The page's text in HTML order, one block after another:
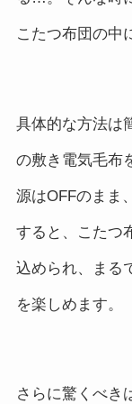
こたつ布団の中
具体的な方法は
の敷き電気毛布
源はOFFのまま
すると、こたつ
込められ、まる
を楽しめます。
さらに驚くべき